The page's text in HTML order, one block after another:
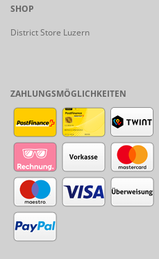
SHOP
District Store Luzern
ZAHLUNGSMÖGLICHKEITEN